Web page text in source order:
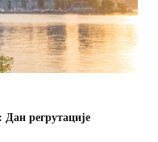
регрутације